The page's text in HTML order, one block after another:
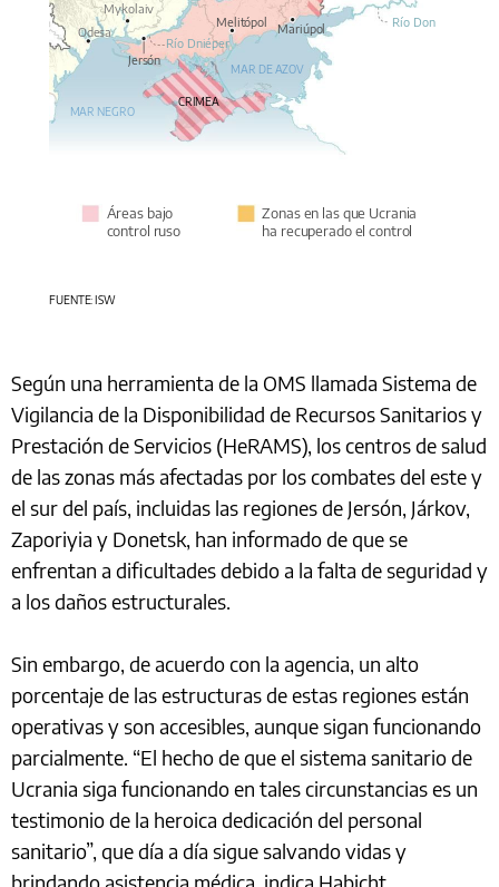
Mykolaiv
Río Don
Melitópol Mariúpol
Odesa
Río Dniéper
Jersón
MAR DE AZOV
CRIMEA
MAR NEGRO
Áreas bajo
control ruso
Zonas en las que Ucrania
ha recuperado el control
FUENTE: ISW
Según una herramienta de la OMS llamada Sistema de
Vigilancia de la Disponibilidad de Recursos Sanitarios y
Prestación de Servicios (HeRAMS), los centros de salud
de las zonas más afectadas por los combates del este y
el sur del país, incluidas las regiones de Jersón, Járkov,
Zaporiyia y Donetsk, han informado de que se
enfrentan a dificultades debido a la falta de seguridad y
a los daños estructurales.
Sin embargo, de acuerdo con la agencia, un alto
porcentaje de las estructuras de estas regiones están
operativas y son accesibles, aunque sigan funcionando
parcialmente. “El hecho de que el sistema sanitario de
Ucrania siga funcionando en tales circunstancias es un
testimonio de la heroica dedicación del personal
sanitario”, que día a día sigue salvando vidas y